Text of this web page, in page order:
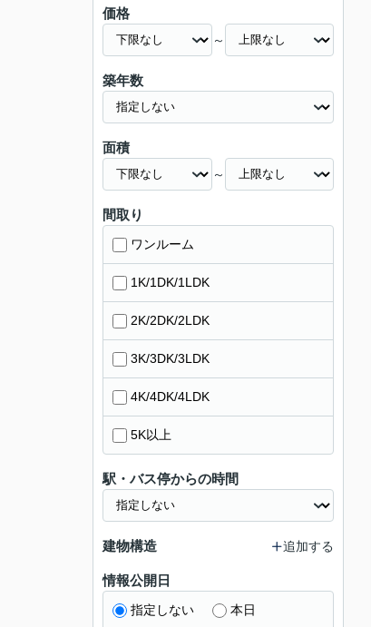
価格
～
築年数
面積
～
間取り
ワンルーム
1K/1DK/1LDK
2K/2DK/2LDK
3K/3DK/3LDK
4K/4DK/4LDK
5K以上
駅・バス停からの時間
建物構造 追加する
情報公開日
指定しない 本日